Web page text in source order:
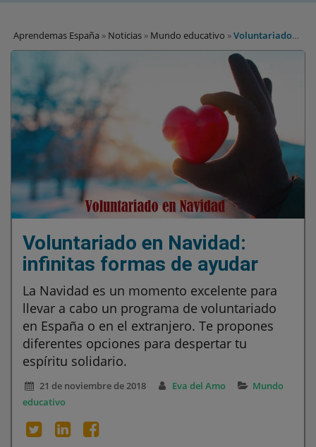
Aprendemas España » Noticias » Mundo educativo »Voluntariado
en Navidad: infinitas formas de ayudar
Voluntariado en Navidad:
infinitas formas de ayudar
La Navidad es un momento excelente para
llevar a cabo un programa de voluntariado
en España o en el extranjero. Te propones
diferentes opciones para despertar tu
espíritu solidario.
21 de noviembre de 2018 Eva del Amo
Mundo
educativo